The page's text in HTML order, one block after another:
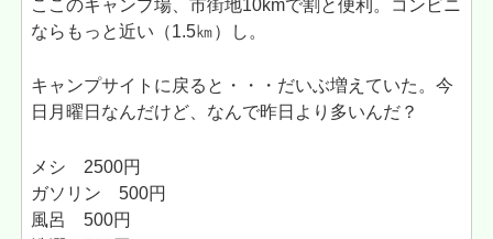
ここのキャンプ場、市街地10kmで割と便利。コンビニ
ならもっと近い（1.5㎞）し。
キャンプサイトに戻ると・・・だいぶ増えていた。今
日月曜日なんだけど、なんで昨日より多いんだ？
メシ 2500円
ガソリン 500円
風呂 500円